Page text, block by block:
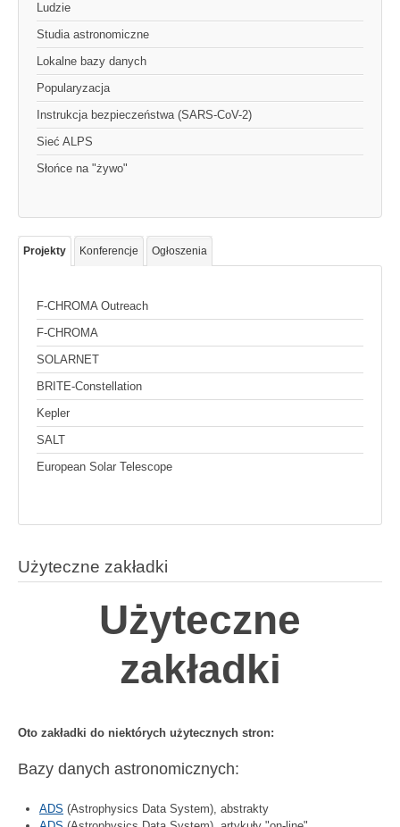
Ludzie
Studia astronomiczne
Lokalne bazy danych
Popularyzacja
Instrukcja bezpieczeństwa (SARS-CoV-2)
Sieć ALPS
Słońce na "żywo"
Projekty Konferencje Ogłoszenia
F-CHROMA Outreach
F-CHROMA
SOLARNET
BRITE-Constellation
Kepler
SALT
European Solar Telescope
Użyteczne zakładki
Użyteczne
zakładki
Oto zakładki do niektórych użytecznych stron:
Bazy danych astronomicznych:
ADS (Astrophysics Data System), abstrakty